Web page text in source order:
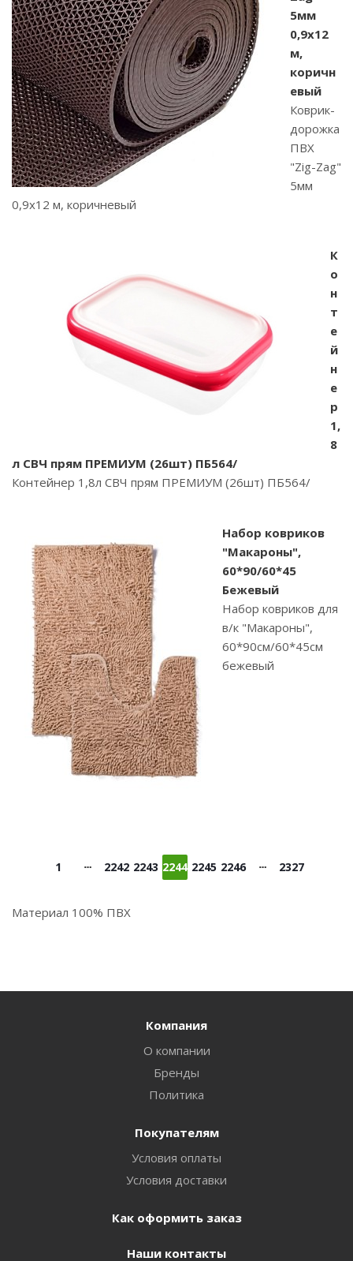
5мм
0,9x12
м,
коричн
евый
Коврик-
дорожка
ПВХ
"Zig-Zag"
5мм
0,9x12 м, коричневый
К
о
н
т
е
й
н
е
р
1,
8
л СВЧ прям ПРЕМИУМ (26шт) ПБ564/
Контейнер 1,8л СВЧ прям ПРЕМИУМ (26шт) ПБ564/
Набор ковриков
"Макароны",
60*90/60*45
Бежевый
Набор ковриков для
в/к "Макароны",
60*90см/60*45см
бежевый
1 2242 2243 2244 2245 2246 2327
Материал 100% ПВХ
Компания
О компании
Бренды
Политика
Покупателям
Условия оплаты
Условия доставки
Как оформить заказ
Наши контакты